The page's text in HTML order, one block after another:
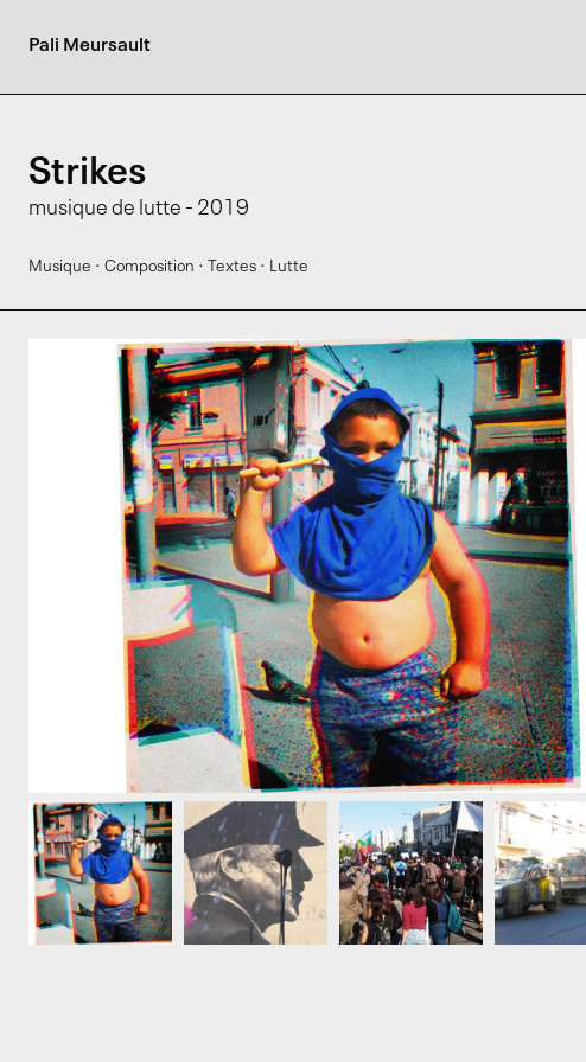
Pali Meursault
Strikes
musique de lutte - 2019
Musique · Composition · Textes · Lutte